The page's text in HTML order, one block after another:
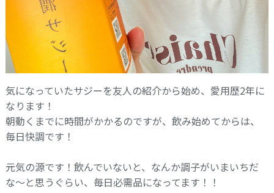
気になっていたサジーを友人の紹介から始め、愛用歴2年に
なります！
朝動くまでに時間がかかるのですが、飲み始めてからは、
毎日快調です！
元気の源です！飲んでいないと、なんか調子がいまいちだ
な〜と思うぐらい、毎日必需品になってます！！